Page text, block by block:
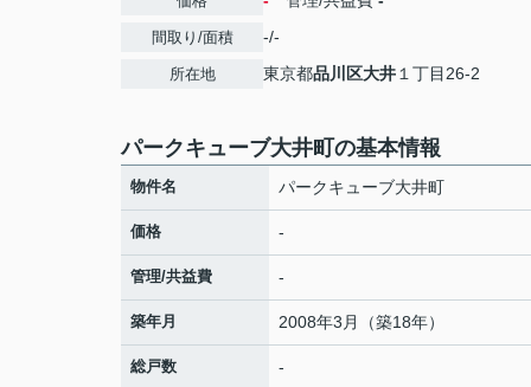
間取り/面積 -/-
所在地 東京都品川区大井 １丁目26-2
パークキューブ大井町の基本情報
物件名 パークキューブ大井町
価格 -
管理/共益費 -
築年月 2008年3月（築18年）
総戸数 -